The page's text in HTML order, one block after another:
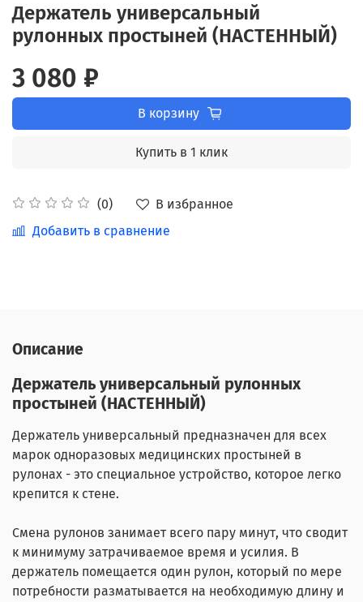
Держатель универсальный
рулонных простыней (НАСТЕННЫЙ)
(0)
В избранное
Добавить в сравнение
3 080 ₽
В корзину
Купить в 1 клик
Описание
Держатель универсальный рулонных
простыней (НАСТЕННЫЙ)
Держатель универсальный предназначен для всех
марок одноразовых медицинских простыней в
рулонах - это специальное устройство, которое легко
крепится к стене.
Смена рулонов занимает всего пару минут, что сводит
к минимуму затрачиваемое время и усилия. В
держатель помещается один рулон, который по мере
потребности разматывается на необходимую длину и